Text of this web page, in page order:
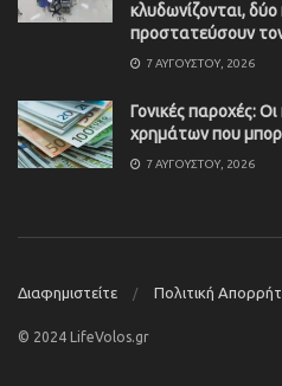
κλυδωνίζονται,
προστατεύσουν
7 ΑΥΓΟΎΣΤΟΥ, 2026
Γονικές παροχές:
χρημάτων που
7 ΑΥΓΟΎΣΤΟΥ, 2026
Διαφημιστείτε Πολιτική
© 2024 LifeVolos.gr